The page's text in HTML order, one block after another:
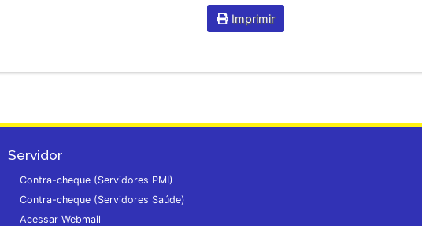
Imprimir
Servidor
Contra-cheque (Servidores PMI)
Contra-cheque (Servidores Saúde)
Acessar Webmail